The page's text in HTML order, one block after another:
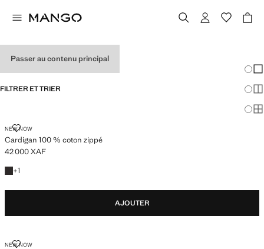
Passer au contenu principal
FILTRER ET TRIER
NEW NOW
Cardigan 100 % coton zippé
CARDIGAN 100 % COTON ZIPPÉ
Prix actuel [42 000 XAF ]
42 000 XAF
+1
+1 couleur
AJOUTER
NEW NOWCARDIGAN 100 % COTON ZIPPÉ